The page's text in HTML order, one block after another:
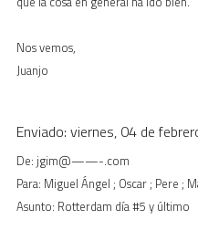
Nos vemos,
Juanjo
Enviado: viernes, 04 de
De: jgim@——-.com
Para: Miguel Ángel ; Oscar ; Pere ;
Asunto: Rotterdam día #5 y último